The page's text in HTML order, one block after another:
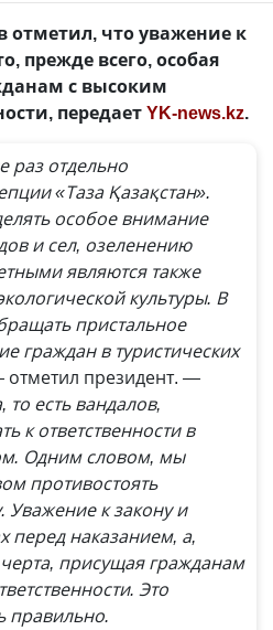
что уважение к
прежде всего, особая
с высоким
передаетYK-news.kz.
раз отдельно
«Таза Қазақстан».
особое внимание
и сел, озеленению
являются также
культуры. В
пристальное
граждан в туристических
президент. —
есть вандалов,
к ответственности в
Одним словом, мы
противостоять
Уважение к закону и
перед наказанием, а,
присущая гражданам
Это
правильно.